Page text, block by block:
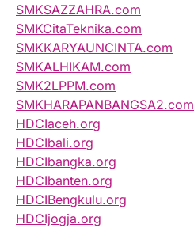
SMKSAZZAHRA.com
SMKCitaTeknika.com
SMKKARYAUNCINTA.com
SMKALHIKAM.com
SMK2LPPM.com
SMKHARAPANBANGSA2.com
HDCIaceh.org
HDCIbali.org
HDCIbangka.org
HDCIbanten.org
HDCIBengkulu.org
HDCIjogja.org